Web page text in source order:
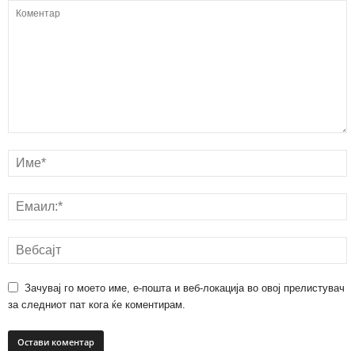
Зачувај го моето име, е-пошта и веб-локација во овој прелистувач
за следниот пат кога ќе коментирам.